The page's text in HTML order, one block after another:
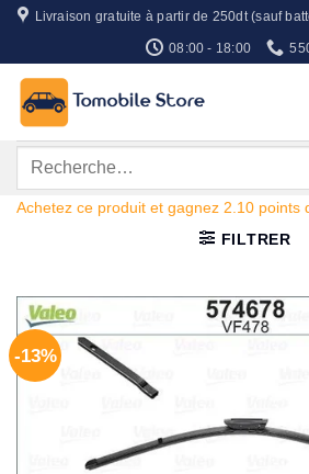
Passer
contenu
Livraison gratuite à partir de 250dt (sauf
08:00 - 18:00
Recherche
Achetez ce produit et gagnez 2.10 points
FILTRER
-13%